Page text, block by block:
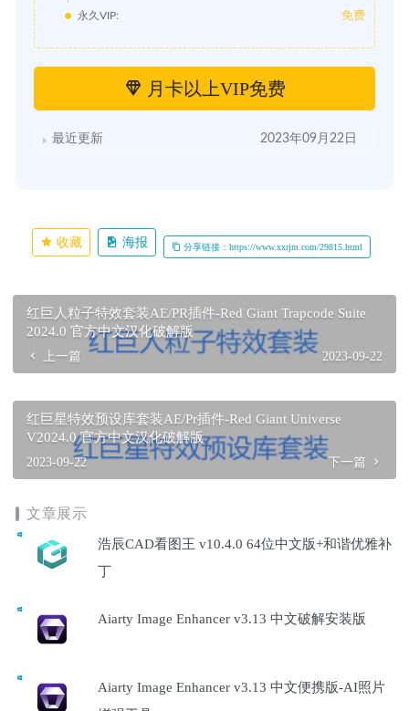
永久VIP: 免费
月卡以上VIP免费
最近更新 2023年09月22日
收藏 海报 分享链接：https://www.xxrjm.com/29815.html
红巨人粒子特效套装AE/PR插件-Red Giant Trapcode Suite
2024.0 官方中文汉化破解版
上一篇 2023-09-22
红巨星特效预设库套装AE/Pr插件-Red Giant Universe
V2024.0 官方中文汉化破解版
2023-09-22 下一篇
文章展示
浩辰CAD看图王 v10.4.0 64位中文版+和谐优雅补
丁
Aiarty Image Enhancer v3.13 中文破解安装版
Aiarty Image Enhancer v3.13 中文便携版-AI照片